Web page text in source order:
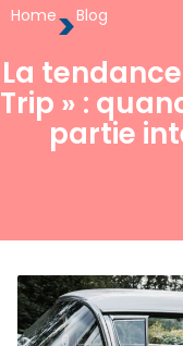
Home>Blog
La
Trip » :
partie